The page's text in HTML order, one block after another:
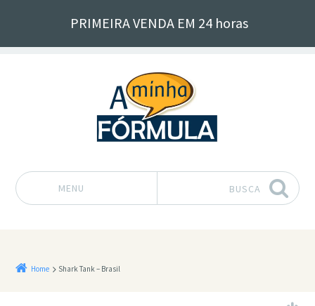
PRIMEIRA VENDA EM 24 horas
MENU BUSCA
Home Shark Tank – Brasil